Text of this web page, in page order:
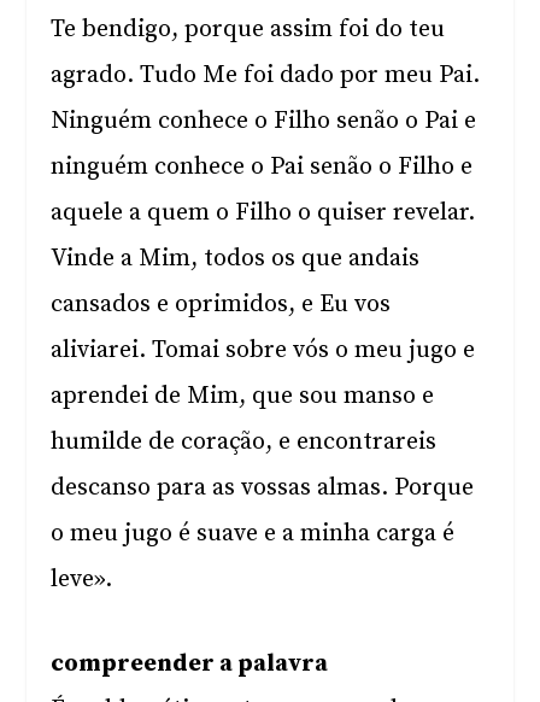
Te bendigo, porque assim foi do teu
agrado. Tudo Me foi dado por meu Pai.
Ninguém conhece o Filho senão o Pai e
ninguém conhece o Pai senão o Filho e
aquele a quem o Filho o quiser revelar.
Vinde a Mim, todos os que andais
cansados e oprimidos, e Eu vos
aliviarei. Tomai sobre vós o meu jugo e
aprendei de Mim, que sou manso e
humilde de coração, e encontrareis
descanso para as vossas almas. Porque
o meu jugo é suave e a minha carga é
leve».
compreender a palavra